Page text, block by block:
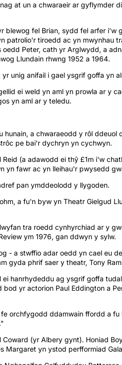
at un a chwaraeir ar gyflymder
blewog fel Brian, sydd fel arfer i’w
patrolio'r tiroedd ac yn mwynhau
oedd Peter, cath yr Arglwydd, a
Llundain rhwng 1952 a 1964.
unig anifail i gael ysgrif goffa yn
ei weld yn aml yn prowla ar y
yn aml ar y teledu.
hunain, a chwaraeodd y rôl ddeuol
pe bai'r dychryn yn cychwyn.
(a adawodd ei thŷ £1m i'w
yn fawr ac yn lleihau'r pwysedd
pan ymddeolodd y llygoden.
a fu'n byw yn Theatr Gielgud
tra roedd cynhyrchiad ar y
ym 1976, gan ddwyn y sylw.
- a stwffio adar oedd yn cael eu
gyda phrif saer y theatr, Tony
hanrhydeddu ag ysgrif goffa
yr actorion Paul Eddington a
orchfygodd ddamwain ffordd a fu
(yr Albery gynt). Honiad
yn ystod perfformiad